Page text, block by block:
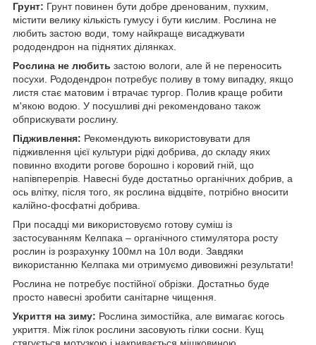
Грунт: Грунт повинен бути добре дренованим, пухким,
містити велику кількість гумусу і бути кислим. Рослина не
любить застою води, тому найкраще висаджувати
рододендрон на піднятих ділянках.
Рослина не любить застою вологи, але й не переносить
посухи. Рододендрон потребує поливу в тому випадку, якщо
листя стає матовим і втрачає тургор. Полив краще робити
м'якою водою. У посушливі дні рекомендовано також
обприскувати рослину.
Підживлення: Рекомендують використовувати для
підживлення цієї культури рідкі добрива, до складу яких
повинно входити рогове борошно і коровий гній, що
напівперепрів. Навесні буде достатньо органічних добрив, а
ось влітку, після того, як рослина відцвіте, потрібно вносити
калійно-фосфатні добрива.
При посадці ми використовуємо готову суміш із
застосуванням Келпака – органічного стимулятора росту
рослин із розрахунку 100мл на 10л води. Завдяки
використанню Келпака ми отримуємо дивовижні результати!
Рослина не потребує постійної обрізки. Достатньо буде
просто навесні зробити санітарне чищення.
Укриття на зиму: Рослина зимостійка, але вимагає когось
укриття. Між гілок рослини засовують гілки сосни. Кущ